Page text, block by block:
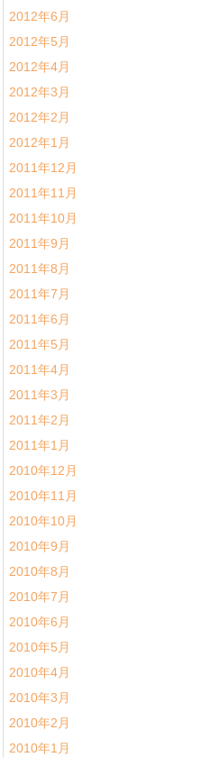
2012年6月
2012年5月
2012年4月
2012年3月
2012年2月
2012年1月
2011年12月
2011年11月
2011年10月
2011年9月
2011年8月
2011年7月
2011年6月
2011年5月
2011年4月
2011年3月
2011年2月
2011年1月
2010年12月
2010年11月
2010年10月
2010年9月
2010年8月
2010年7月
2010年6月
2010年5月
2010年4月
2010年3月
2010年2月
2010年1月